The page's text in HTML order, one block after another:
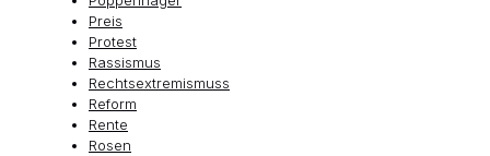
Preis
Protest
Rassismus
Rechtsextremismuss
Reform
Rente
Rosen